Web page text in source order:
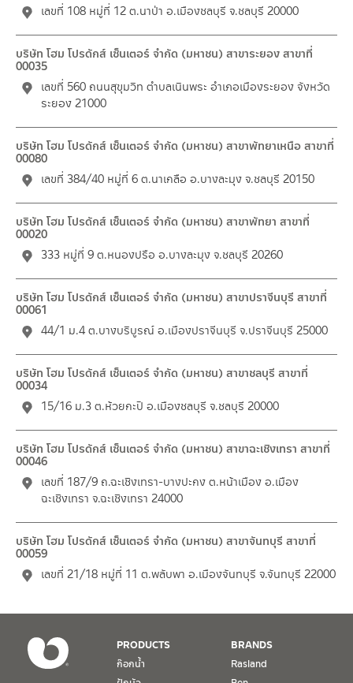
เลขที่ 108 หมู่ที่ 12 ต.นาป่า อ.เมืองชลบุรี จ.ชลบุรี 20000
บริษัท โฮม โปรดักส์ เซ็นเตอร์ จำกัด (มหาชน) สาขาระยอง สาขาที่
00035
เลขที่ 560 ถนนสุขุมวิท ตำบลเนินพระ อำเภอเมืองระยอง จังหวัด
ระยอง 21000
บริษัท โฮม โปรดักส์ เซ็นเตอร์ จำกัด (มหาชน) สาขาพัทยาเหนือ สาขาที่
00080
เลขที่ 384/40 หมู่ที่ 6 ต.นาเกลือ อ.บางละมุง จ.ชลบุรี 20150
บริษัท โฮม โปรดักส์ เซ็นเตอร์ จำกัด (มหาชน) สาขาพัทยา สาขาที่
00020
333 หมู่ที่ 9 ต.หนองปรือ อ.บางละมุง จ.ชลบุรี 20260
บริษัท โฮม โปรดักส์ เซ็นเตอร์ จำกัด (มหาชน) สาขาปราจีนบุรี สาขาที่
00061
44/1 ม.4 ต.บางบริบูรณ์ อ.เมืองปราจีนบุรี จ.ปราจีนบุรี 25000
บริษัท โฮม โปรดักส์ เซ็นเตอร์ จำกัด (มหาชน) สาขาชลบุรี สาขาที่
00034
15/16 ม.3 ต.ห้วยกะปิ อ.เมืองชลบุรี จ.ชลบุรี 20000
บริษัท โฮม โปรดักส์ เซ็นเตอร์ จำกัด (มหาชน) สาขาฉะเชิงเทรา สาขาที่
00046
เลขที่ 187/9 ถ.ฉะเชิงเทรา-บางปะกง ต.หน้าเมือง อ.เมือง
ฉะเชิงเทรา จ.ฉะเชิงเทรา 24000
บริษัท โฮม โปรดักส์ เซ็นเตอร์ จำกัด (มหาชน) สาขาจันทบุรี สาขาที่
00059
เลขที่ 21/18 หมู่ที่ 11 ต.พลับพา อ.เมืองจันทบุรี จ.จันทบุรี 22000
PRODUCTS
ก๊อกน้ำ
BRANDS
Rasland